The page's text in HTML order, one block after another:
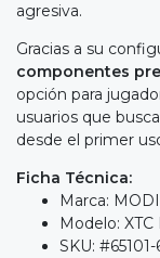
agresiva.
Gracias a su
componentes
opción para
usuarios que
desde el primer
Ficha Técnica:
Marca:
Modelo:
SKU: #65101-